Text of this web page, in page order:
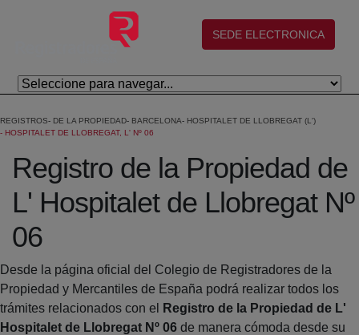
Salta al contingut principal
(abre en nueva ventana)
SEDE ELECTRONICA
REGISTROS DE LA PROPIEDAD BARCELONA
HOSPITALET DE LLOBREGAT (L')
HOSPITALET DE LLOBREGAT, L' Nº 06
Registro de la Propiedad de
L' Hospitalet de Llobregat Nº
06
Desde la página oficial del Colegio de Registradores de la
Propiedad y Mercantiles de España podrá realizar todos los
trámites relacionados con el
Registro de la Propiedad de L'
Hospitalet de Llobregat Nº 06 de manera cómoda desde su